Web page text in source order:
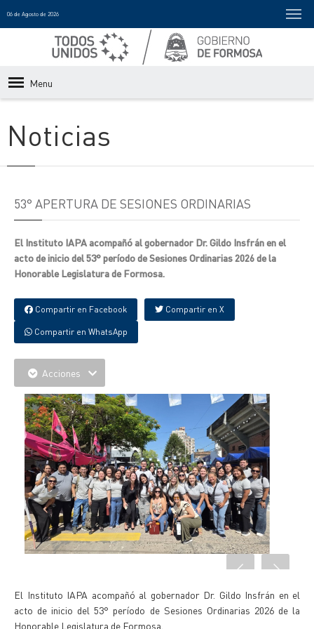
06 de Agosto de 2026
Menu
Noticias
53° APERTURA DE SESIONES ORDINARIAS
El Instituto IAPA acompañó al gobernador Dr. Gildo Insfrán en el
acto de inicio del 53° período de Sesiones Ordinarias 2026 de la
Honorable Legislatura de Formosa.
Compartir en Facebook Compartir en X
Compartir en WhatsApp
Acciones
El Instituto IAPA acompañó al gobernador Dr. Gildo Insfrán en el
acto de inicio del 53° período de Sesiones Ordinarias 2026 de la
Honorable Legislatura de Formosa.